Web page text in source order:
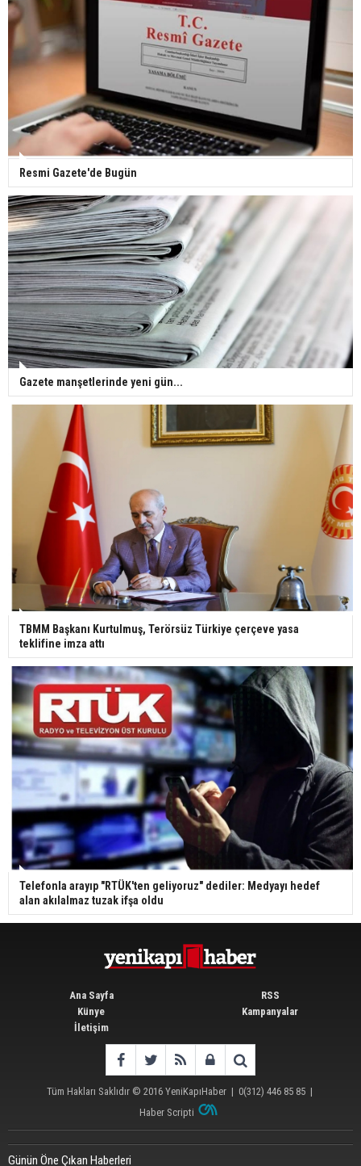
Yerli turist 229,7 milyar lira seyahat harcaması
yaptı
Gazze'deki Sağlık Bakanlığı duyurdu: Vahşetin
pençesinde 2 salgın vaka tespit edildi
Resmi Gazete'de Bugün
Gazete manşetlerinde yeni gün...
TBMM Başkanı Kurtulmuş, Terörsüz Türkiye çerçeve yasa
teklifine imza attı
Telefonla arayıp "RTÜK'ten geliyoruz" dediler: Medyayı hedef
alan akılalmaz tuzak ifşa oldu
Ana Sayfa
Künye
İletişim
RSS
Kampanyalar
Tüm Hakları Saklıdır © 2016 YeniKapıHaber| 0(312) 446 85 85|
Haber Scripti
Günün Öne Çıkan Haberleri